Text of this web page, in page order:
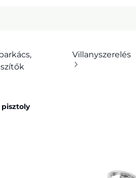
Villanyszerelés
pisztoly